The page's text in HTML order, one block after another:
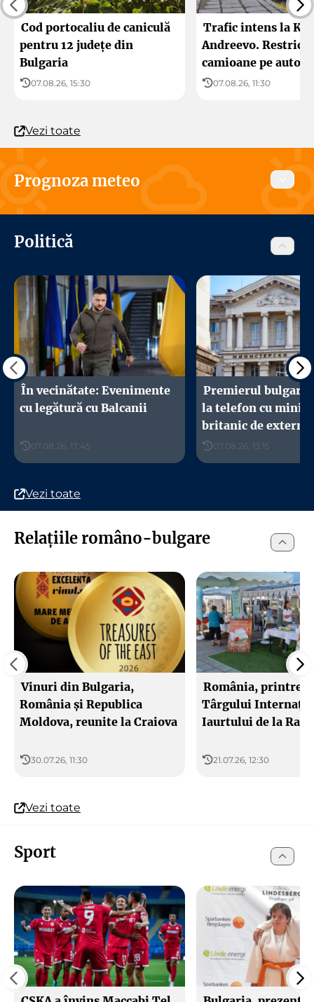
Cod portocaliu de caniculă
pentru 12 județe din
Bulgaria
07.08.26, 15:30
Trafic intens la
Andreevo.
camioane pe
07.08.26, 11:30
Vezi toate
Prognoza meteo
Astăzi 10 august 2026
Sofia
acum
22°C
Se simte ca 22 °C
06:00
22°C
Se simte ca 22 °C
12:00
31°C
Se simte ca 29 °C
Politică
În vecinătate: Evenimente
cu legătură cu Balcanii
07.08.26, 17:45
Premierul bulgar a
la telefon cu
britanic de externe
07.08.26, 13:15
Vezi toate
Relațiile româno-bulgare
Vinuri din Bulgaria,
România și Republica
Moldova, reunite la Craiova
30.07.26, 11:30
România, printre
Târgului
Iaurtului de la
21.07.26, 12:30
Vezi toate
Sport